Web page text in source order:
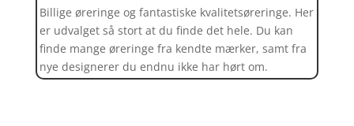
Billige øreringe og fantastiske kvalitetsøreringe. Her
er udvalget så stort at du finde det hele. Du kan
finde mange øreringe fra kendte mærker, samt fra
nye designerer du endnu ikke har hørt om.